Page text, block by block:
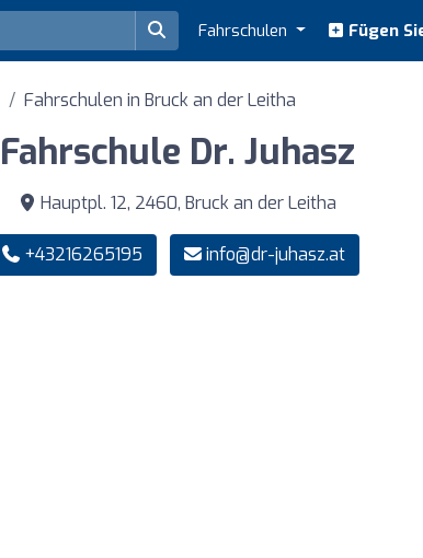
Fahrschulen Fügen
Fahrschulen in Bruck an der Leitha
Fahrschule Dr. Juhasz
Hauptpl. 12, 2460, Bruck an der Leitha
+43216265195 info@dr-juhasz.at